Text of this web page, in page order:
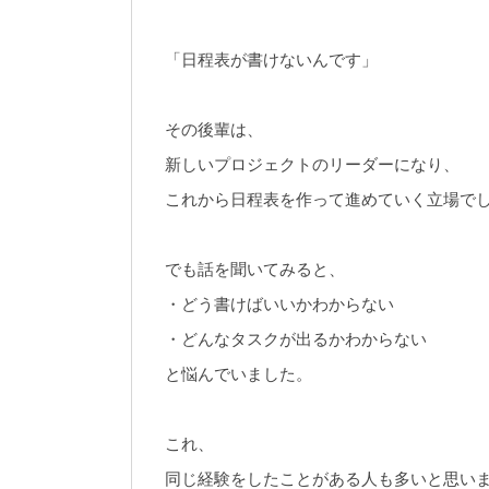
「日程表が書けないんです」
その後輩は、
新しいプロジェクトのリーダーになり、
これから日程表を作って進めていく立場でし
でも話を聞いてみると、
・どう書けばいいかわからない
・どんなタスクが出るかわからない
と悩んでいました。
これ、
同じ経験をしたことがある人も多いと思いま